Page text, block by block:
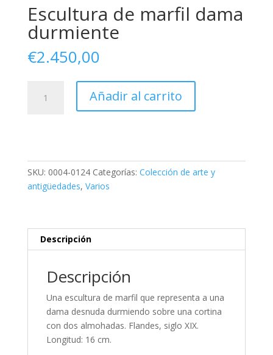
Escultura de marfil dama
durmiente
€2.450,00
sculpture
Añadir al carrito
SKU: 0004-0124 Categorías: Colección de arte y
antigüedades, Varios
Descripción
Descripción
Una escultura de marfil que representa a una
dama desnuda durmiendo sobre una cortina
con dos almohadas. Flandes, siglo XIX.
Longitud: 16 cm.